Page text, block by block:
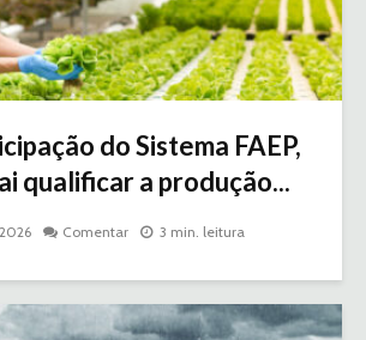
do Sistema FAEP,
qualificar a produção...
Comentar 3 min. leitura